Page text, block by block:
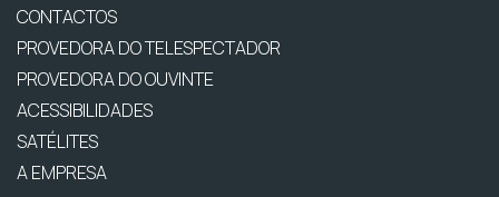
CONTACTOS
PROVEDORA DO TELESPECTADOR
PROVEDORA DO OUVINTE
ACESSIBILIDADES
SATÉLITES
A EMPRESA